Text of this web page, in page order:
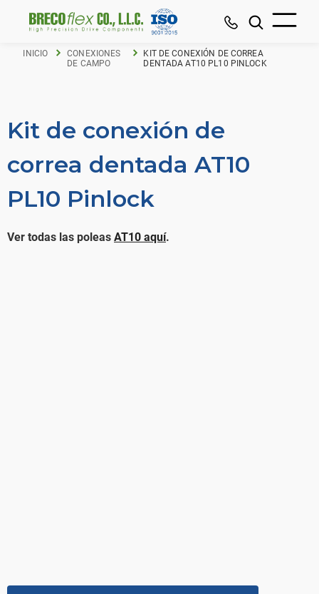
INICIO
CONEXIONES
DE CAMPO
KIT DE CONEXIÓN DE CORREA
DENTADA AT10 PL10 PINLOCK
Kit de conexión de
correa dentada AT10
PL10 Pinlock
Ver todas las poleas AT10 aquí.